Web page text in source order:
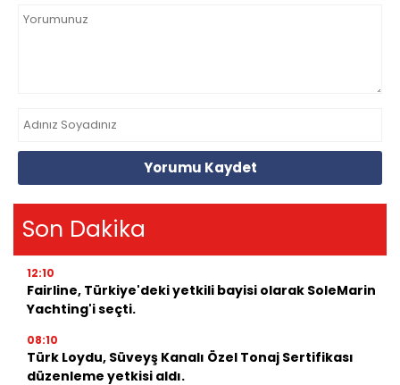
Yorumu Kaydet
Son Dakika
12:10
Fairline, Türkiye'deki yetkili bayisi olarak SoleMarin
Yachting'i seçti.
08:10
Türk Loydu, Süveyş Kanalı Özel Tonaj Sertifikası
düzenleme yetkisi aldı.